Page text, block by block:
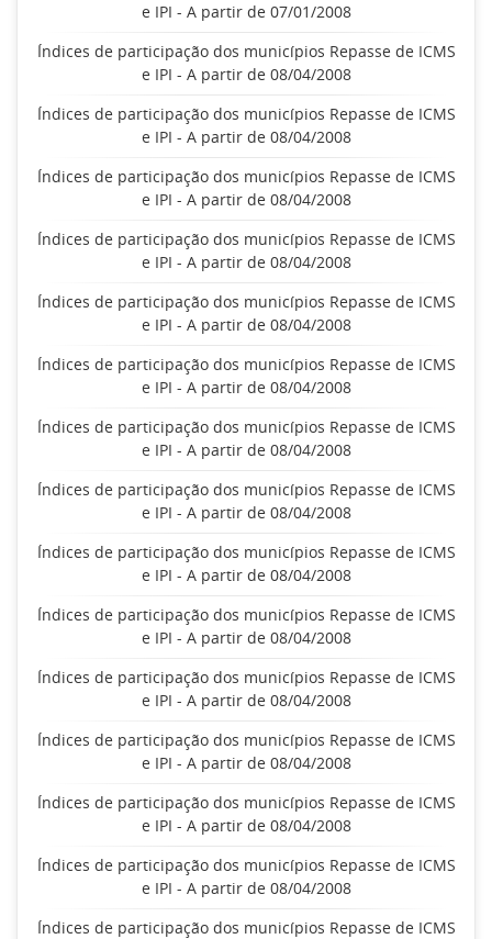
e IPI - A partir de 07/01/2008
Índices de participação dos municípios Repasse de ICMS
e IPI - A partir de 08/04/2008
Índices de participação dos municípios Repasse de ICMS
e IPI - A partir de 08/04/2008
Índices de participação dos municípios Repasse de ICMS
e IPI - A partir de 08/04/2008
Índices de participação dos municípios Repasse de ICMS
e IPI - A partir de 08/04/2008
Índices de participação dos municípios Repasse de ICMS
e IPI - A partir de 08/04/2008
Índices de participação dos municípios Repasse de ICMS
e IPI - A partir de 08/04/2008
Índices de participação dos municípios Repasse de ICMS
e IPI - A partir de 08/04/2008
Índices de participação dos municípios Repasse de ICMS
e IPI - A partir de 08/04/2008
Índices de participação dos municípios Repasse de ICMS
e IPI - A partir de 08/04/2008
Índices de participação dos municípios Repasse de ICMS
e IPI - A partir de 08/04/2008
Índices de participação dos municípios Repasse de ICMS
e IPI - A partir de 08/04/2008
Índices de participação dos municípios Repasse de ICMS
e IPI - A partir de 08/04/2008
Índices de participação dos municípios Repasse de ICMS
e IPI - A partir de 08/04/2008
Índices de participação dos municípios Repasse de ICMS
e IPI - A partir de 08/04/2008
Índices de participação dos municípios Repasse de ICMS